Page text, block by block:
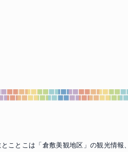
ことこは「倉敷美観地区」の観光情報、